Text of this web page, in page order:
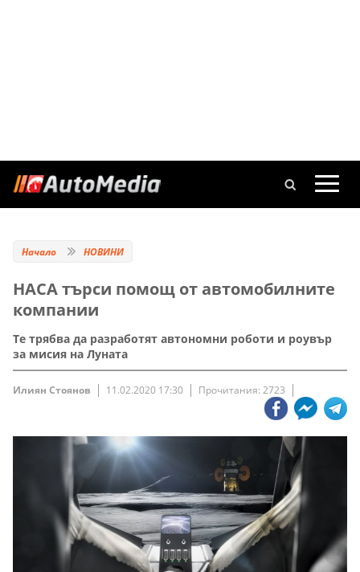
Начало НОВИНИ
НАСА търси помощ от автомобилните
компании
Те трябва да разработят автономни роботи и роувър
за мисия на Луната
Илиян Стоянов 11.02.2020 17:30 Прочитания: 2723